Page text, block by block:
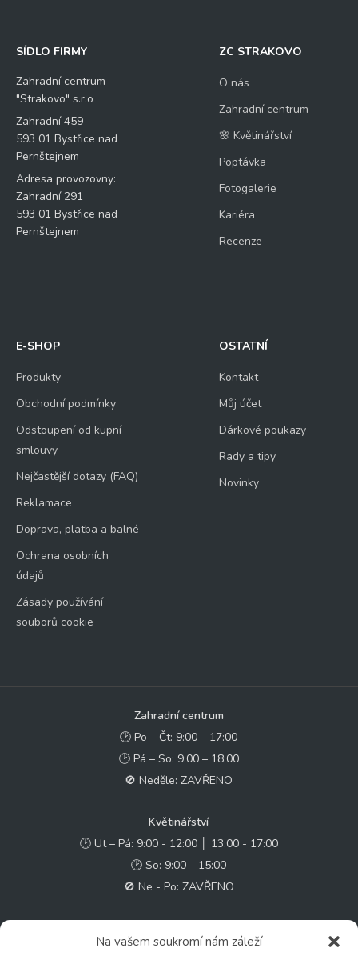
Na vašem soukromí nám záleží
SÍDLO FIRMY
Zahradní centrum
"Strakovo" s.r.o
Zahradní 459
593 01 Bystřice nad
Pernštejnem
Adresa provozovny:
Zahradní 291
593 01 Bystřice nad
Pernštejnem
ZC STRAKOVO
O nás
Zahradní centrum
🌸 Květinářství
Poptávka
Fotogalerie
Kariéra
Recenze
E-SHOP
Produkty
Obchodní podmínky
Odstoupení od kupní
smlouvy
Nejčastější dotazy (FAQ)
Reklamace
Doprava, platba a balné
Ochrana osobních
údajů
Zásady používání
souborů cookie
OSTATNÍ
Kontakt
Můj účet
Dárkové poukazy
Rady a tipy
Novinky
Zahradní centrum
🕑 Po – Čt: 9:00 – 17:00
🕑 Pá – So: 9:00 – 18:00
🚫 Neděle: ZAVŘENO
Květinářství
🕑 Ut – Pá: 9:00 - 12:00 │ 13:00 - 17:00
🕑 So: 9:00 – 15:00
🚫 Ne - Po: ZAVŘENO